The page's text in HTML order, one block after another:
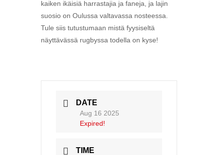
kaiken ikäisiä harrastajia ja faneja, ja lajin
suosio on Oulussa valtavassa nosteessa.
Tule siis tutustumaan mistä fyysiseltä
näyttävässä rugbyssa todella on kyse!
DATE
Aug 16 2025
Expired!
TIME